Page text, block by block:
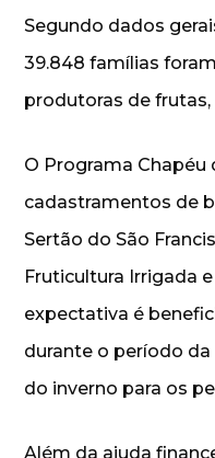
Segundo dados
39.848 famílias
produtoras de frutas,
O Programa Chapéu
cadastramentos de
Sertão do São
Fruticultura Irrigada
expectativa é
durante o período
do inverno para os
Além da ajuda